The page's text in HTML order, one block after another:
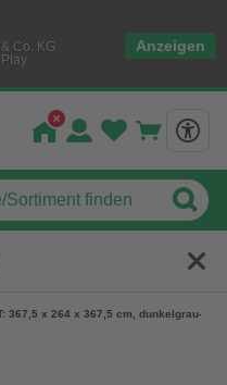
Co. KG
Anzeigen
367,5 x 264 x 367,5 cm, dunkelgrau-